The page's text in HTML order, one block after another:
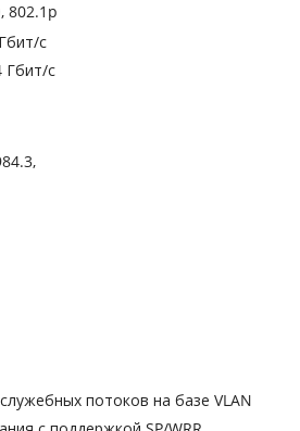
802.1p
с
Гбит/с
потоков на базе VLAN